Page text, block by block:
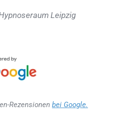
Leipzig
Rezensionen bei Google.